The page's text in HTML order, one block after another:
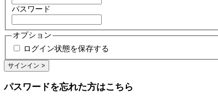
パスワード
オプション
ログイン状態を保存する
パスワードを忘れた方はこちら